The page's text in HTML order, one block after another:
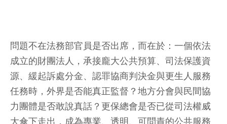
問題不在法務部官員是否出席，而在於：一個依法
成立的財團法人，承接龐大公共預算、司法保護資
源、緩起訴處分金、認罪協商判決金與更生人服務
任務時，外界是否能真正監督？地方分會與民間協
力團體是否敢說真話？更保總會是否已從司法權威
大傘下走出，成為專業、透明、可問責的公共服務